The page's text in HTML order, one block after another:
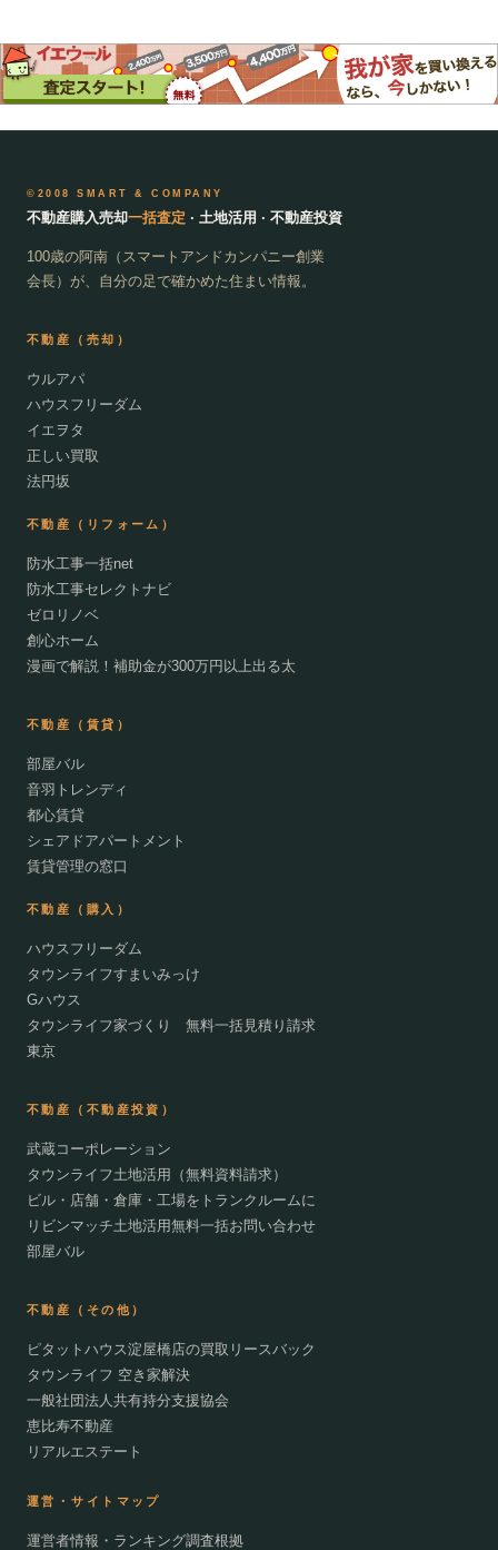
©2008 SMART & COMPANY
不動産購入売却一括査定 · 土地活用 · 不動産投資
100歳の阿南（スマートアンドカンパニー創業
会長）が、自分の足で確かめた住まい情報。
不動産（売却）
ウルアパ
ハウスフリーダム
イエヲタ
正しい買取
法円坂
不動産（リフォーム）
防水工事一括net
防水工事セレクトナビ
ゼロリノベ
創心ホーム
漫画で解説！補助金が300万円以上出る太
不動産（賃貸）
部屋バル
音羽トレンディ
都心賃貸
シェアドアパートメント
賃貸管理の窓口
不動産（購入）
ハウスフリーダム
タウンライフすまいみっけ
Gハウス
タウンライフ家づくり 無料一括見積り請求
東京
不動産（不動産投資）
武蔵コーポレーション
タウンライフ土地活用（無料資料請求）
ビル・店舗・倉庫・工場をトランクルームに
リビンマッチ土地活用無料一括お問い合わせ
部屋バル
不動産（その他）
ピタットハウス淀屋橋店の買取リースバック
タウンライフ 空き家解決
一般社団法人共有持分支援協会
恵比寿不動産
リアルエステート
運営・サイトマップ
運営者情報・ランキング調査根拠